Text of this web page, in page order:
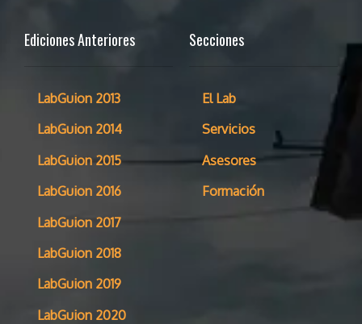
Ediciones Anteriores
LabGuion 2013
LabGuion 2014
LabGuion 2015
LabGuion 2016
LabGuion 2017
LabGuion 2018
LabGuion 2019
LabGuion 2020
Secciones
El Lab
Servicios
Asesores
Formación